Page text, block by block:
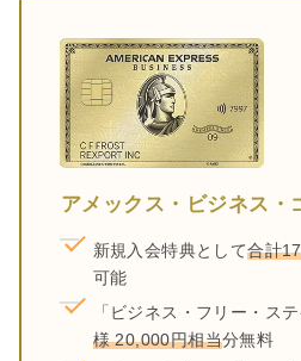
アメックス・ビジネス・
新規入会特典として合計
可能
「ビジネス・フリー・ステ
様 20,000円相当分無料